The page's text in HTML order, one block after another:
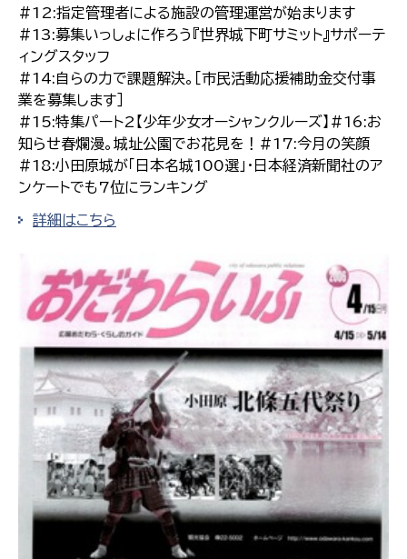
#12:指定管理者による施設の管理運営が始まります
#13:募集いっしょに作ろう『世界城下町サミット』サポーテ
ィングスタッフ
#14:自らの力で課題解決。［市民活動応援補助金交付事
業を募集します］
#15:特集パート2【少年少女オーシャンクルーズ】#16:お
知らせ春爛漫。城址公園でお花見を！#17:今月の笑顔
#18:小田原城が「日本名城100選」・日本経済新聞社のア
ンケートでも7位にランキング
詳細はこちら